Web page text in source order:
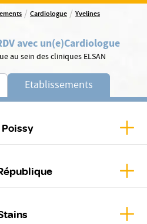
/ Cardiologue / Yvelines
avec un(e)Cardiologue
au sein des cliniques ELSAN
Etablissements